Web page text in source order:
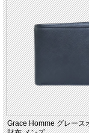
Grace Homme グレース